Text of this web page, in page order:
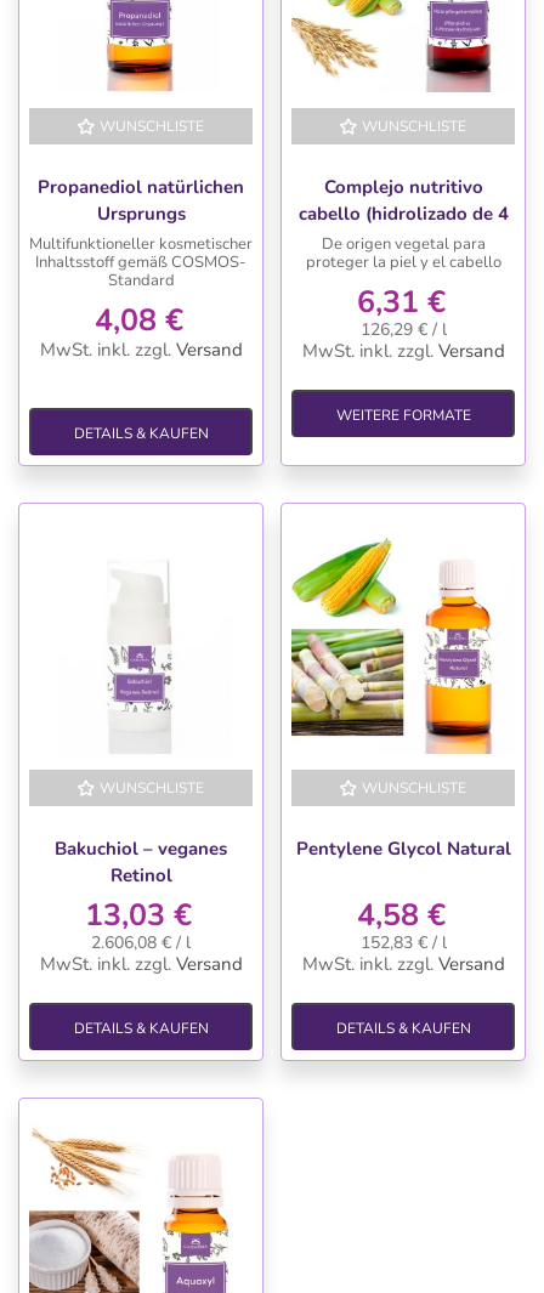
WUNSCHLISTE
Propanediol natürlichen
Ursprungs
Multifunktioneller kosmetischer
Inhaltsstoff gemäß COSMOS-
Standard
4,08 €
MwSt. inkl. zzgl. Versand
DETAILS & KAUFEN
WUNSCHLISTE
Complejo nutritivo
cabello (hidrolizado de 4
proteinas vegetales)
De origen vegetal para
proteger la piel y el cabello
6,31 €
126,29 € / l
MwSt. inkl. zzgl. Versand
WEITERE FORMATE
WUNSCHLISTE
Bakuchiol – veganes
Retinol
13,03 €
2.606,08 € / l
MwSt. inkl. zzgl. Versand
DETAILS & KAUFEN
WUNSCHLISTE
Pentylene Glycol Natural
4,58 €
152,83 € / l
MwSt. inkl. zzgl. Versand
DETAILS & KAUFEN